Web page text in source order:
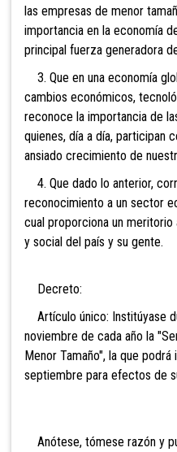
las empresas de menor
importancia en la economía
principal fuerza generadora
3. Que en una economía
cambios económicos,
reconoce la importancia de
quienes, día a día, participan
ansiado crecimiento de
4. Que dado lo anterior,
reconocimiento a un sector
cual proporciona un
y social del país y su gente.
Decreto:
Artículo único: Institúyase
noviembre de cada año la
Menor Tamaño", la que
septiembre para efectos de
Anótese, tómese razón y